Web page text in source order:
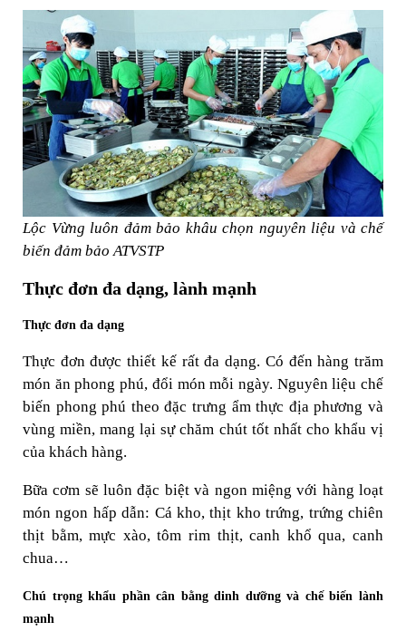
Lộc Vừng luôn đảm bảo khâu chọn nguyên liệu và chế
biến đảm bảo ATVSTP
Thực đơn đa dạng, lành mạnh
Thực đơn đa dạng
Thực đơn được thiết kế rất đa dạng. Có đến hàng trăm
món ăn phong phú, đổi món mỗi ngày. Nguyên liệu chế
biến phong phú theo đặc trưng ẩm thực địa phương và
vùng miền, mang lại sự chăm chút tốt nhất cho khẩu vị
của khách hàng.
Bữa cơm sẽ luôn đặc biệt và ngon miệng với hàng loạt
món ngon hấp dẫn: Cá kho, thịt kho trứng, trứng chiên
thịt bằm, mực xào, tôm rim thịt, canh khổ qua, canh
chua…
Chú trọng khẩu phần cân bằng dinh dưỡng và chế biến lành
mạnh